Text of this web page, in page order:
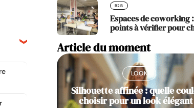
B2B
Espaces de coworking
points à vérifier pour
Article du moment
LOOK
Silhouette affinée : quelle
choisir pour un look